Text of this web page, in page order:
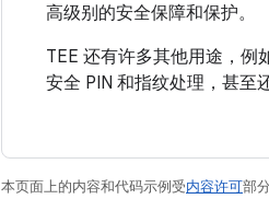
高级别的安全保障和保护。
TEE 还有许多其他用途，例
安全 PIN 和指纹处理，甚至
本页面上的内容和代码示例受内容许可部